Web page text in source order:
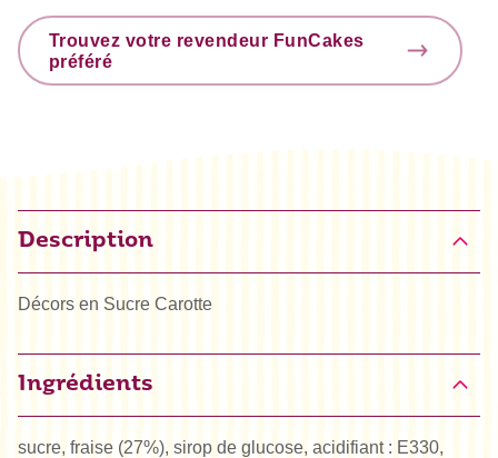
Trouvez votre revendeur FunCakes
préféré
Description
Décors en Sucre Carotte
Ingrédients
sucre, fraise (27%), sirop de glucose, acidifiant : E330,